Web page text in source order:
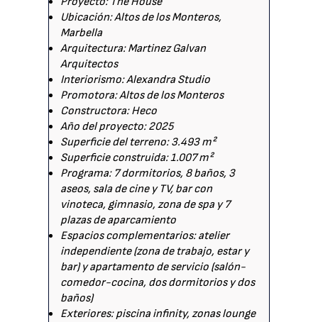
Ubicación: Altos de los Monteros,
Marbella
Arquitectura: Martinez Galvan
Arquitectos
Interiorismo: Alexandra Studio
Promotora: Altos de los Monteros
Constructora: Heco
Año del proyecto: 2025
Superficie del terreno: 3.493 m²
Superficie construida: 1.007 m²
Programa: 7 dormitorios, 8 baños, 3
aseos, sala de cine y TV, bar con
vinoteca, gimnasio, zona de spa y 7
plazas de aparcamiento
Espacios complementarios: atelier
independiente (zona de trabajo, estar y
bar) y apartamento de servicio (salón-
comedor-cocina, dos dormitorios y dos
baños)
Exteriores: piscina infinity, zonas lounge